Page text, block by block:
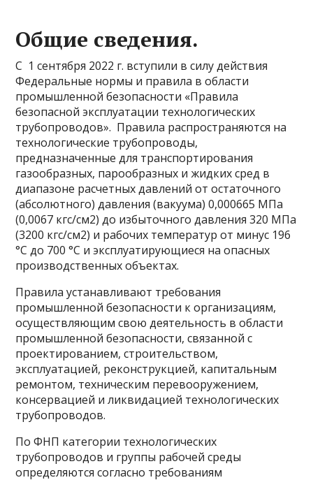
Общие сведения.
С 1 сентября 2022 г. вступили в силу действия
Федеральные нормы и правила в области
промышленной безопасности «Правила
безопасной эксплуатации технологических
трубопроводов». Правила распространяются на
технологические трубопроводы,
предназначенные для транспортирования
газообразных, парообразных и жидких сред в
диапазоне расчетных давлений от остаточного
(абсолютного) давления (вакуума) 0,000665 МПа
(0,0067 кгс/см2) до избыточного давления 320 МПа
(3200 кгс/см2) и рабочих температур от минус 196
°C до 700 °C и эксплуатирующиеся на опасных
производственных объектах.
Правила устанавливают требования
промышленной безопасности к организациям,
осуществляющим свою деятельность в области
промышленной безопасности, связанной с
проектированием, строительством,
эксплуатацией, реконструкцией, капитальным
ремонтом, техническим перевооружением,
консервацией и ликвидацией технологических
трубопроводов.
По ФНП категории технологических
трубопроводов и группы рабочей среды
определяются согласно требованиям